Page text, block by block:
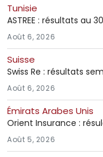
Tunisie
ASTREE : résultats au
Août 6, 2026
Suisse
Swiss Re : résultats
Août 6, 2026
Émirats Arabes Unis
Orient Insurance :
Août 5, 2026